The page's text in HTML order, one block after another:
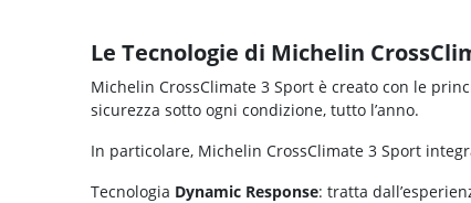
Le Tecnologie di Michelin
Michelin CrossClimate 3 Sport è creato con le
sicurezza sotto ogni condizione, tutto l’anno.
In particolare, Michelin CrossClimate 3 Sport
Tecnologia Dynamic Response: tratta